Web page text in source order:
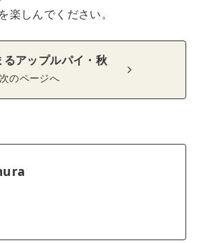
楽しんでください。
るアップルパイ・秋
次のページへ